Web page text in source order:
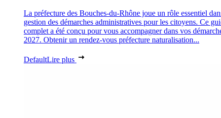
La préfecture des Bouches-du-Rhône joue un rôle essentiel
gestion des démarches administratives pour les citoyens. Ce
complet a été conçu pour vous accompagner dans vos
2027. Obtenir un rendez-vous préfecture naturalisation...
DefaultLire plus